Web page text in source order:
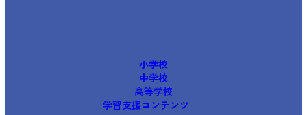
小学校
中学校
高等学校
学習支援コンテンツ